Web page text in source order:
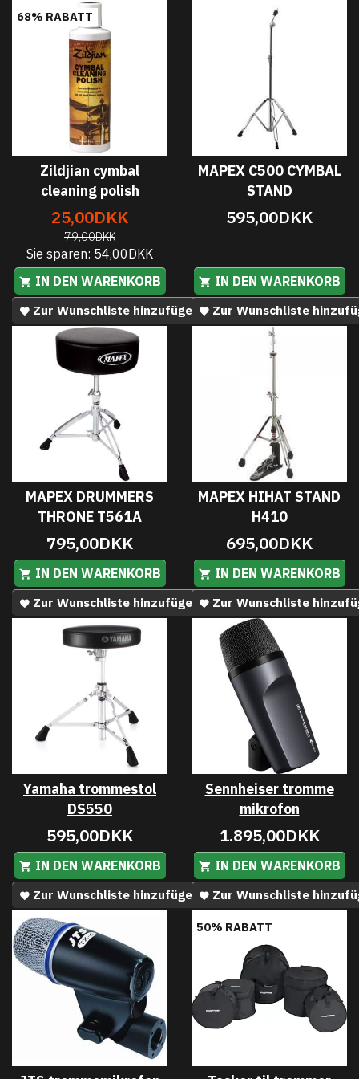
68% RABATT
Zildjian cymbal
cleaning polish
25,00DKK
79,00DKK
Sie sparen: 54,00DKK
IN DEN WARENKORB
Zur Wunschliste hinzufügen
MAPEX C500 CYMBAL
STAND
595,00DKK
IN DEN WARENKORB
Zur Wunschliste
MAPEX DRUMMERS
THRONE T561A
795,00DKK
IN DEN WARENKORB
Zur Wunschliste hinzufügen
MAPEX HIHAT STAND
H410
695,00DKK
IN DEN WARENKORB
Zur Wunschliste
Yamaha trommestol
DS550
595,00DKK
IN DEN WARENKORB
Zur Wunschliste hinzufügen
Sennheiser tromme
mikrofon
1.895,00DKK
IN DEN WARENKORB
Zur Wunschliste
50% RABATT